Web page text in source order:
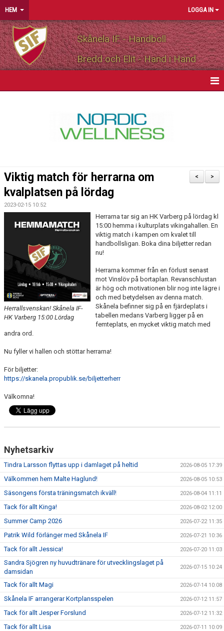
HEM LOGGA IN
Skånela IF - Handboll
Bredd och Elit - Hand i Hand
PARTNERS
MATCHER
KONTAKT LAG
DOMARE/FUNKTIONÄRER
DOKUMENT
LÄNKAR
>
<
Viktig match för herrarna om
kvalplatsen på lördag
2023-02-15 10:52
Herrallsvenskan! Skånela IF-
HK Varberg 15:00 Lördag
Herrarna tar sig an HK Varberg på lördag kl
15:00 hemma i kulturplats vikingahallen. En
viktig match i kampen om kvalet till
handbollsligan. Boka dina biljetter redan
nu!
Herrarna kommer från en förlust senast
mot Vinslöv på bortaplan. Revanschlustan
är hög och motivationen blir nog inte lägre i
och med betydelsen av denna match.
Skånela befinner sig på en fjärdeplats i
tabellen medans Varberg ligger på en
femteplats, en mycket viktig match med
andra ord.
Nu fyller vi hallen och stöttar herrarna!
För biljetter:
https://skanela.propublik.se/biljetterherr
Välkomna!
Nyhetsarkiv
Tindra Larsson flyttas upp i damlaget på heltid 2026-08-05 17:39
Välkommen hem Malte Haglund! 2026-08-05 10:53
Säsongens första träningsmatch ikväll! 2026-08-04 11:11
Tack för allt Kinga! 2026-08-02 12:00
Summer Camp 2026 2026-07-22 11:35
Patrik Wild förlänger med Skånela IF 2026-07-21 10:36
Tack för allt Jessica! 2026-07-20 11:03
Sandra Sjögren ny huvudtränare för utvecklingslaget på
damsidan
2026-07-15 10:24
Tack för allt Magi 2026-07-14 10:08
Skånela IF arrangerar Kortplansspelen 2026-07-12 11:57
Tack för allt Jesper Forslund 2026-07-12 11:32
Tack för allt Lisa 2026-07-11 10:09